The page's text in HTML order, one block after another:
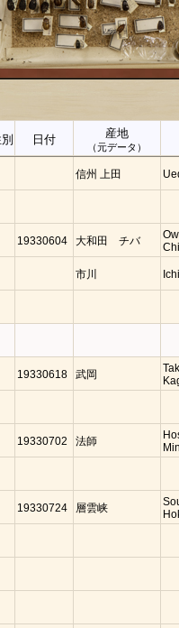
日付 産地
（元データ）
信州 上田
19330604 大和田 チバ
市川
19330618 武岡
19330702 法師
19330724 層雲峡